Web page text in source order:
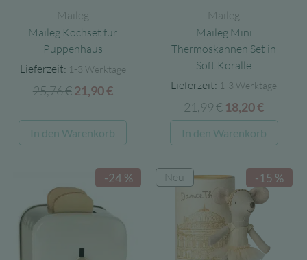
Maileg
Maileg Kochset für
Puppenhaus
Lieferzeit: 1-3 Werktage
25,76€ Ursprünglicher
war:
25,76 €
21,90€Aktueller
ist:
21,90 €.
In den Warenkorb
Maileg
Maileg Mini
Thermoskannen Set in
Soft Koralle
Lieferzeit: 1-3 Werktage
21,99€ Ursprünglicher
Preis
war:
18,20€
Preis
ist:
In den Warenkorb
-24 % -15 %
Neu